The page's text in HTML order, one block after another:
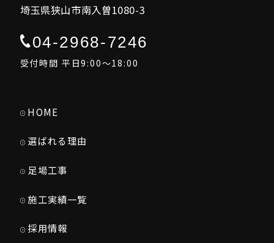
埼玉県狭山市南入曽1080-3
04-2968-7246
受付時間 平日9:00～18:00
HOME
選ばれる理由
足場工事
施工実績一覧
採用情報